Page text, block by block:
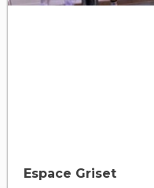
Espace Griset